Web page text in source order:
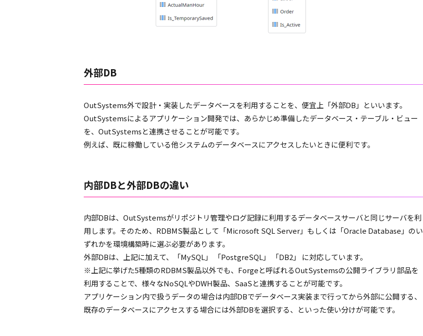
外部DB
OutSystems外で設計・実装したデータベースを利用することを、便宜上「外部DB」といいます。
OutSystemsによるアプリケーション開発では、あらかじめ準備したデータベース・テーブル・ビュー
を、OutSystemsと連携させることが可能です。
例えば、既に稼働している他システムのデータベースにアクセスしたいときに便利です。
内部DBと外部DBの違い
内部DBは、OutSystemsがリポジトリ管理やログ記録に利用するデータベースサーバと同じサーバを利
用します。そのため、RDBMS製品として「Microsoft SQL Server」もしくは「Oracle Database」のい
ずれかを環境構築時に選ぶ必要があります。
外部DBは、上記に加えて、「MySQL」 「PostgreSQL」 「DB2」 に対応しています。
※上記に挙げた5種類のRDBMS製品以外でも、Forgeと呼ばれるOutSystemsの公開ライブラリ部品を
利用することで、様々なNoSQLやDWH製品、SaaSと連携することが可能です。
アプリケーション内で扱うデータの場合は内部DBでデータベース実装まで行ってから外部に公開する、
既存のデータベースにアクセスする場合には外部DBを選択する、といった使い分けが可能です。